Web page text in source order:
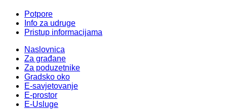
Potpore
Info za udruge
Pristup informacijama
Naslovnica
Za građane
Za poduzetnike
Gradsko oko
E-savjetovanje
E-prostor
E-Usluge